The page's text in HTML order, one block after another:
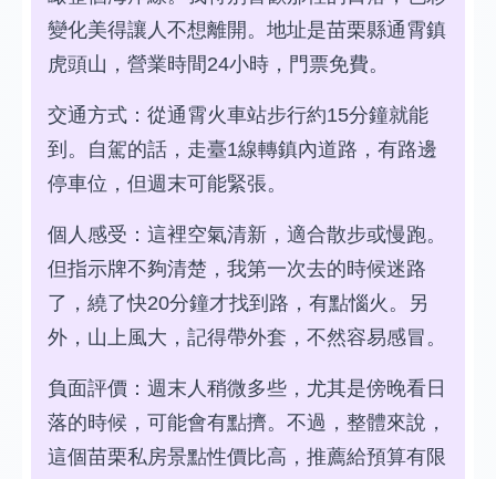
變化美得讓人不想離開。地址是苗栗縣通霄鎮
虎頭山，營業時間24小時，門票免費。
交通方式：從通霄火車站步行約15分鐘就能
到。自駕的話，走臺1線轉鎮內道路，有路邊
停車位，但週末可能緊張。
個人感受：這裡空氣清新，適合散步或慢跑。
但指示牌不夠清楚，我第一次去的時候迷路
了，繞了快20分鐘才找到路，有點惱火。另
外，山上風大，記得帶外套，不然容易感冒。
負面評價：週末人稍微多些，尤其是傍晚看日
落的時候，可能會有點擠。不過，整體來說，
這個苗栗私房景點性價比高，推薦給預算有限